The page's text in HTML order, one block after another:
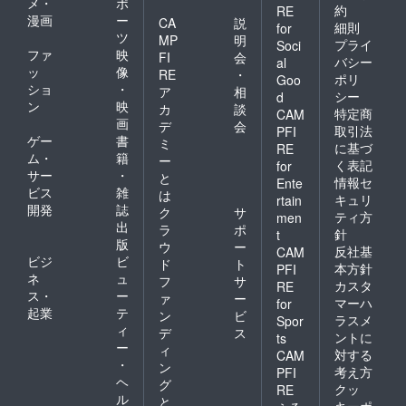
間に関
しまし
ては、
目安と
なりま
すの
で、お
約束で
きかね
ますこ
とを何
卒ご了
承くだ
さい
了承く
ださ
い。 ※
商品の
お届け
につい
て 商品
はケニ
アから
国際郵
便にて
日本に
到着
後、日
本にて
再度検
品し、
梱包し
て発送
となり
ます。
ケニア
からは
通常4週
間程度
で日本
に到着
となり
漫画
ー
ツ
ファ
ッ
ショ
ン
映
像
・
映
画
ゲー
ム・
サー
ビス
開発
書
籍
・
雑
誌
出
版
ビジ
ネ
ス・
起業
ビ
ュ
ー
テ
ィ
ー
・
ヘ
ル
CA
MP
FI
RE
ア
カ
デ
ミ
ー
と
は
説
明
会
・
相
談
会
ク
ラ
ウ
ド
フ
ァ
ン
デ
ィ
ン
グ
と
サ
ポ
ー
ト
サ
ー
ビ
ス
RE
for
Soci
al
Goo
d
CAM
PFI
RE
for
Ente
rtain
men
t
CAM
PFI
RE
for
Spor
ts
CAM
PFI
RE
約
細則
プライ
バシー
ポリ
シー
特定商
取引法
に基づ
く表記
情報セ
キュリ
ティ方
針
反社基
本方針
カスタ
マーハ
ラスメ
ントに
対する
考え方
クッ